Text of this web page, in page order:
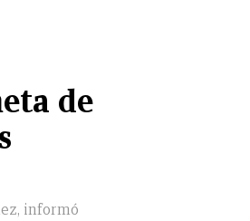
de
informó